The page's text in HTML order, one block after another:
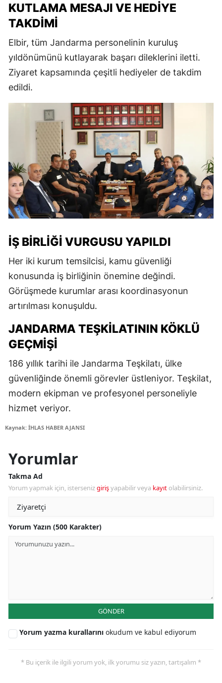
KUTLAMA MESAJI VE HEDIYE
TAKDIMI
Elbir, tüm Jandarma personelinin kuruluş
yıldönümünü kutlayarak başarı dileklerini iletti.
Ziyaret kapsamında çeşitli hediyeler de takdim
edildi.
İŞ BIRLIĞI VURGUSU YAPILDI
Her iki kurum temsilcisi, kamu güvenliği
konusunda iş birliğinin önemine değindi.
Görüşmede kurumlar arası koordinasyonun
artırılması konuşuldu.
JANDARMA TEŞKILATININ KÖKLÜ
GEÇMIŞI
186 yıllık tarihi ile Jandarma Teşkilatı, ülke
güvenliğinde önemli görevler üstleniyor. Teşkilat,
modern ekipman ve profesyonel personeliyle
hizmet veriyor.
Kaynak: İHLAS HABER AJANSI
Yorumlar
Takma Ad
Yorum yapmak için, istersenizgirişyapabilir veya kayıt olabilirsiniz.
Yorum Yazın (500 Karakter)
GÖNDER
Yorum yazma kurallarını okudum ve kabul ediyorum
* Bu içerik ile ilgili yorum yok, ilk yorumu siz yazın, tartışalım *